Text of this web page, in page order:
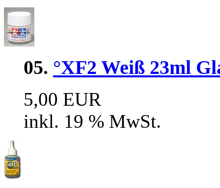
05. °XF2 Weiß 23ml
5,00 EUR
inkl. 19 % MwSt.